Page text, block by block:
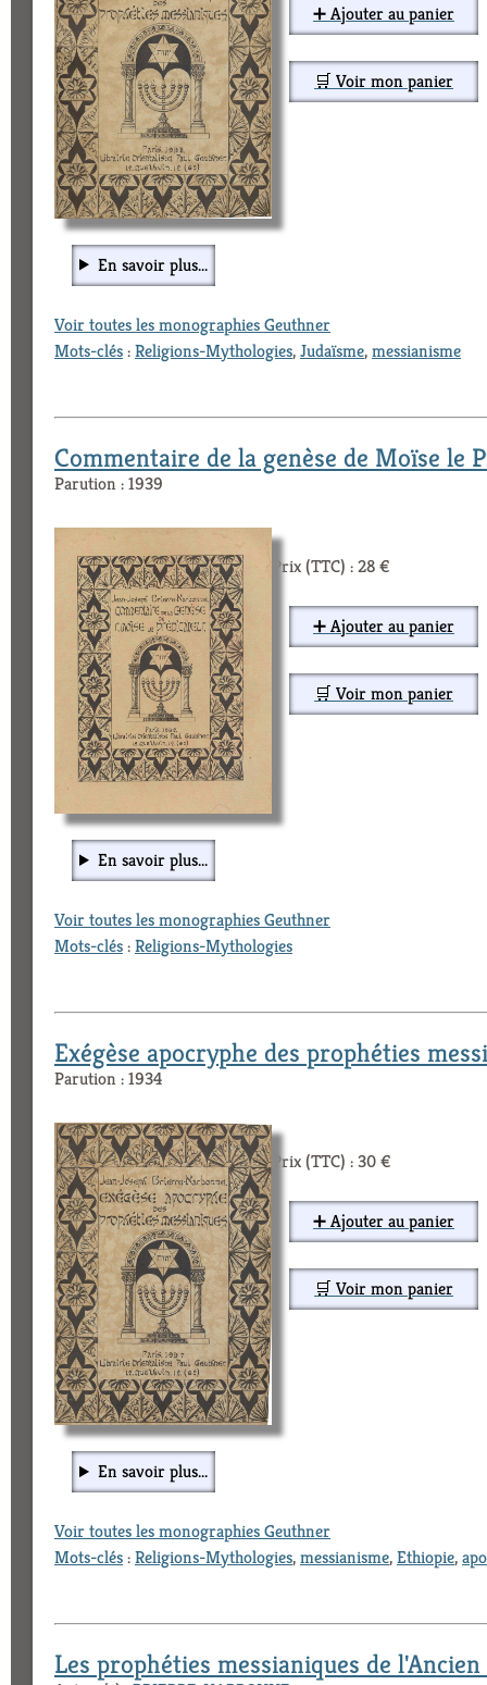
➕ Ajouter au panier
🛒 Voir mon panier
En savoir plus...
Voir toutes les monographies Geuthner
Mots-clés:Religions-Mythologies,Judaïsme,messianisme
Commentaire de la genèse de Moïse le
Parution : 1939
Prix (TTC) : 28 €
➕ Ajouter au panier
🛒 Voir mon panier
En savoir plus...
Voir toutes les monographies Geuthner
Mots-clés:Religions-Mythologies
Exégèse apocryphe des prophéties
Parution : 1934
Prix (TTC) : 30 €
➕ Ajouter au panier
🛒 Voir mon panier
En savoir plus...
Voir toutes les monographies Geuthner
Mots-clés:Religions-Mythologies,messianisme,Ethiopie,
Les prophéties messianiques de